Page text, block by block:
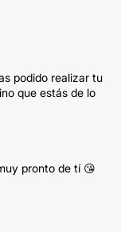
podido realizar tu
que estás de lo
pronto de tí 😘